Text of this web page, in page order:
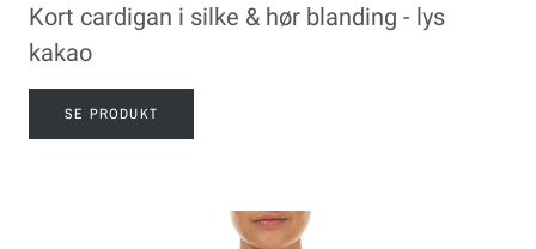
Kort cardigan i silke & hør blanding - lys
kakao
SE PRODUKT